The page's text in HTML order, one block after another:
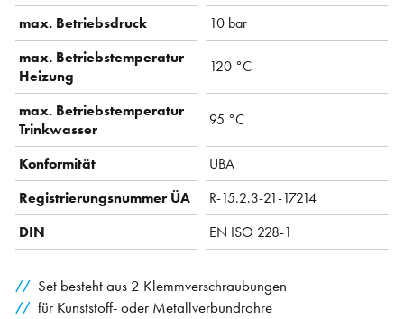
max. Betriebsdruck
10 bar
max. Betriebstemperatur
Heizung
120 °C
max. Betriebstemperatur
Trinkwasser
95 °C
Konformität
UBA
Registrierungsnummer ÜA
R-15.2.3-21-17214
DIN
EN ISO 228-1
Set besteht aus 2 Klemmverschraubungen
für Kunststoff- oder Metallverbundrohre